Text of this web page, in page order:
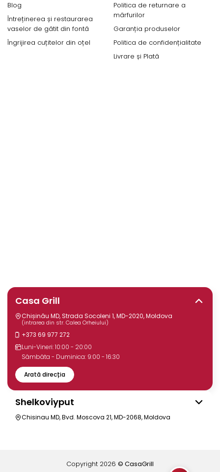
Blog
Întreținerea și restaurarea
vaselor de gătit din fontă
Îngrijirea cuțitelor din oțel
Politica de returnare a
mărfurilor
Garanția produselor
Politica de confidențialitate
Livrare și Plată
Casa Grill
Chișinău MD, Strada Socoleni 1, MD-2020, Moldova
(intrarea din str. Calea Orheiului)
+373 69 977 272
Luni-Vineri: 10:00 - 20:00
Sâmbăta - Duminica: 9:00 - 16:30
Arată direcția
Shelkoviyput
Chisinau MD, Bvd. Moscova 21, MD-2068, Moldova
Copyright 2026 © CasaGrill